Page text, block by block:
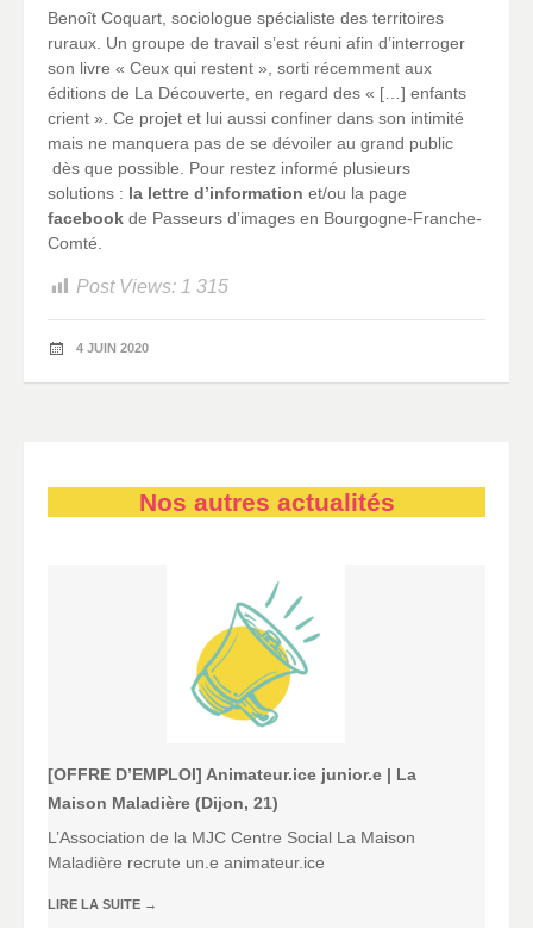
Benoît Coquart, sociologue spécialiste des territoires
ruraux. Un groupe de travail s’est réuni afin d’interroger
son livre « Ceux qui restent », sorti récemment aux
éditions de La Découverte, en regard des « […] enfants
crient ». Ce projet et lui aussi confiner dans son intimité
mais ne manquera pas de se dévoiler au grand public
dès que possible. Pour restez informé plusieurs
solutions : la lettre d’information et/ou la page
facebook de Passeurs d’images en Bourgogne-Franche-
Comté.
Post Views: 1 315
4 JUIN 2020
Nos autres actualités
[OFFRE D’EMPLOI] Animateur.ice junior.e | La
Maison Maladière (Dijon, 21)
L’Association de la MJC Centre Social La Maison
Maladière recrute un.e animateur.ice
LIRE LA SUITE →